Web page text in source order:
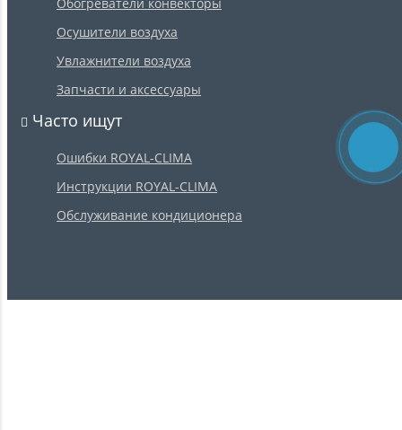
Осушители воздуха
Увлажнители воздуха
Запчасти и аксессуары
Часто ищут
Ошибки ROYAL-CLIMA
Инструкции ROYAL-CLIMA
Обслуживание кондиционера